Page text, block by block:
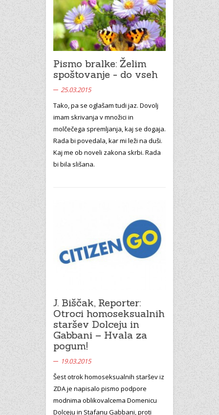
Pismo bralke: Želim
spoštovanje - do vseh
25.03.2015
Tako, pa se oglašam tudi jaz. Dovolj
imam skrivanja v množici in
molčečega spremljanja, kaj se dogaja.
Rada bi povedala, kar mi leži na duši.
Kaj me ob noveli zakona skrbi. Rada
bi bila slišana.
J. Biščak, Reporter:
Otroci homoseksualnih
staršev Dolceju in
Gabbani – Hvala za
pogum!
19.03.2015
Šest otrok homoseksualnih staršev iz
ZDA je napisalo pismo podpore
modnima oblikovalcema Domenicu
Dolceju in Stafanu Gabbani, proti